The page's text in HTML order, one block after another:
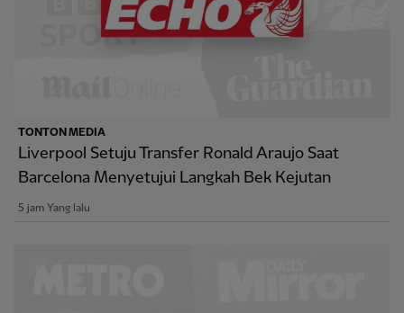
TONTON MEDIA
Liverpool Setuju Transfer Ronald Araujo Saat
Barcelona Menyetujui Langkah Bek Kejutan
5 jam Yang lalu